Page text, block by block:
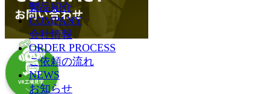
製品紹介
COMPANY
会社情報
ORDER PROCESS
ご依頼の流れ
NEWS
お知らせ